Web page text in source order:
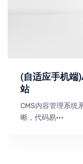
(自适应手机端
站
CMS内容管理系统
晰，代码易···